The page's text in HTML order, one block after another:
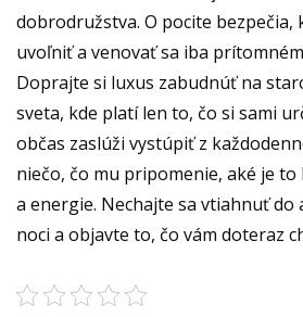
dobrodružstva. O pocite bezpečia,
uvoľniť a venovať sa iba
Doprajte si luxus zabudnúť na
sveta, kde platí len to, čo si sami
občas zaslúži vystúpiť z
niečo, čo mu pripomenie, aké je
a energie. Nechajte sa vtiahnuť do
noci a objavte to, čo vám doteraz